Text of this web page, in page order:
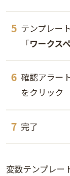
テンプレー
「ワークス
確認アラー
をクリック
完了
変数テンプレー